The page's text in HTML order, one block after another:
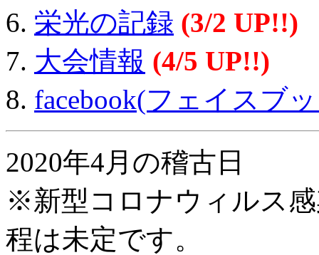
栄光の記録 (3/2 UP!!)
大会情報 (4/5 UP!!)
facebook(フェイスブ
2020年4月の稽古日
※新型コロナウィルス
程は未定です。